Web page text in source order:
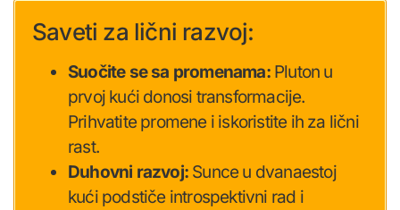
Saveti za lični razvoj:
Suočite se sa promenama:Pluton u
prvoj kući donosi transformacije.
Prihvatite promene i iskoristite ih za lični
rast.
Duhovni razvoj: Sunce u dvanaestoj
kući podstiče introspektivni rad i